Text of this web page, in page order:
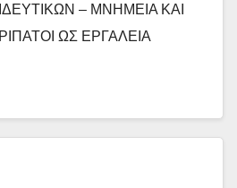
– ΜΝΗΜΕΙΑ ΚΑΙ
ΩΣ ΕΡΓΑΛΕΙΑ